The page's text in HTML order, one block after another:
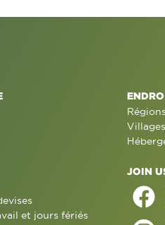
et jours fériés
Villages
JOIN